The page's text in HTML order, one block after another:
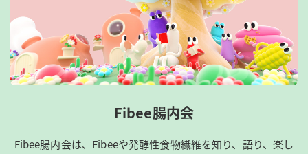
Fibee腸内会
Fibee腸内会は、​Fibeeや発酵性食物繊維を知り、語り、楽し